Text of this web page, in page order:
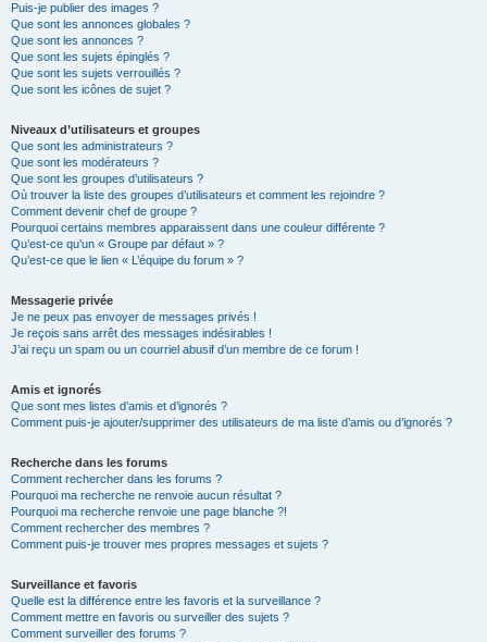
Puis-je publier des images ?
Que sont les annonces globales ?
Que sont les annonces ?
Que sont les sujets épinglés ?
Que sont les sujets verrouillés ?
Que sont les icônes de sujet ?
Niveaux d’utilisateurs et groupes
Que sont les administrateurs ?
Que sont les modérateurs ?
Que sont les groupes d’utilisateurs ?
Où trouver la liste des groupes d’utilisateurs et comment les rejoindre ?
Comment devenir chef de groupe ?
Pourquoi certains membres apparaissent dans une couleur différente ?
Qu’est-ce qu’un « Groupe par défaut » ?
Qu’est-ce que le lien « L’équipe du forum » ?
Messagerie privée
Je ne peux pas envoyer de messages privés !
Je reçois sans arrêt des messages indésirables !
J’ai reçu un spam ou un courriel abusif d’un membre de ce forum !
Amis et ignorés
Que sont mes listes d’amis et d’ignorés ?
Comment puis-je ajouter/supprimer des utilisateurs de ma liste d’amis ou d’ignorés ?
Recherche dans les forums
Comment rechercher dans les forums ?
Pourquoi ma recherche ne renvoie aucun résultat ?
Pourquoi ma recherche renvoie une page blanche ?!
Comment rechercher des membres ?
Comment puis-je trouver mes propres messages et sujets ?
Surveillance et favoris
Quelle est la différence entre les favoris et la surveillance ?
Comment mettre en favoris ou surveiller des sujets ?
Comment surveiller des forums ?